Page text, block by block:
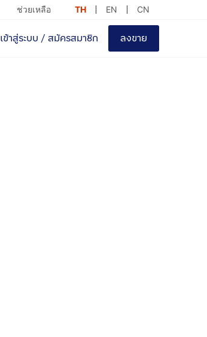
ช่วยเหลือ TH EN CN
เข้าสู่ระบบ / สมัครสมาชิก ลงขาย